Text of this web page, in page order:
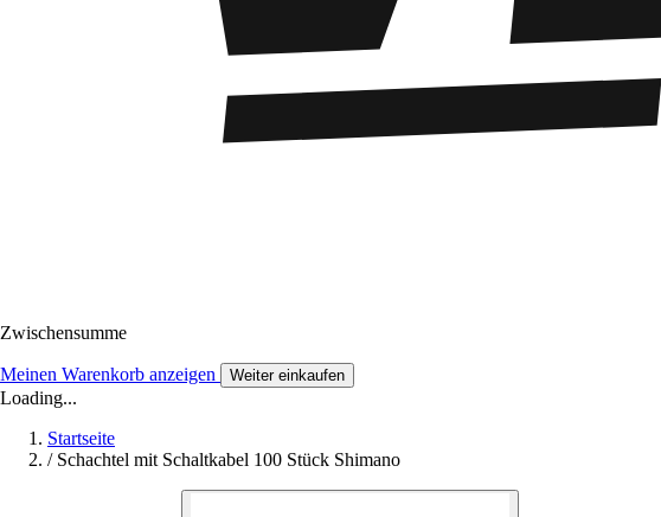
Zwischensumme
Meinen Warenkorb anzeigen Weiter einkaufen
Loading...
Startseite
/ Schachtel mit Schaltkabel 100 Stück Shimano